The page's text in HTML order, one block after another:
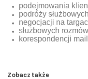
podejmowania
podróży
negocjacji na
służbowych
korespondencji
Zobacz także